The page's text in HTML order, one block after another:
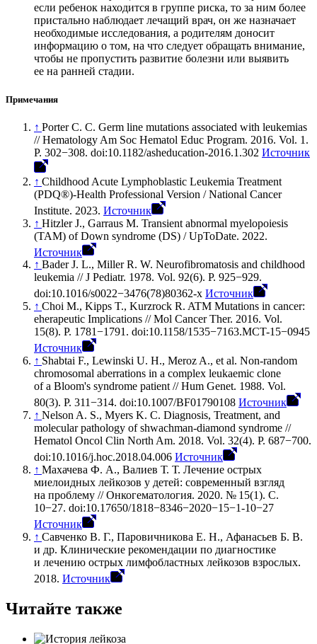
если ребенок находится в группе риска, то за ним более
пристально наблюдает лечащий врач, он же назначает
необходимые исследования, а родителям доносит
информацию о том, на что следует обращать внимание,
чтобы не пропустить развитие болезни или выявить
ее на ранней стадии.
Примечания
↑ Porter C. C. Germ line mutations associated with leukemias
// Hematology Am Soc Hematol Educ Program. 2016. Vol. 1.
P. 302−308. doi:10.1182/asheducation-2016.1.302 Источник
↑ Childhood Acute Lymphoblastic Leukemia Treatment
(PDQ®)-Health Professional Version / National Cancer
Institute. 2023. Источник
↑ Hitzler J., Garraus M. Transient abnormal myelopoiesis
(TAM) of Down syndrome (DS) / UpToDate. 2022.
Источник
↑ Bader J. L., Miller R. W. Neurofibromatosis and childhood
leukemia // J Pediatr. 1978. Vol. 92(6). P. 925−929.
doi:10.1016/s0022−3476(78)80362-x Источник
↑ Choi M., Kipps T., Kurzrock R. ATM Mutations in сancer:
еherapeutic Implications // Mol Cancer Ther. 2016. Vol.
15(8). P. 1781−1791. doi:10.1158/1535−7163.MCT-15−0945
Источник
↑ Shabtai F., Lewinski U. H., Meroz A., et al. Non-random
chromosomal aberrations in a complex leukaemic clone
of a Bloom's syndrome patient // Hum Genet. 1988. Vol.
80(3). P. 311−314. doi:10.1007/BF01790108 Источник
↑ Nelson A. S., Myers K. C. Diagnosis, Treatment, and
molecular pathology of shwachman-diamond syndrome //
Hematol Oncol Clin North Am. 2018. Vol. 32(4). P. 687−700.
doi:10.1016/j.hoc.2018.04.006 Источник
↑ Махачева Ф. А., Валиев Т. Т. Лечение острых
миелоидных лейкозов у детей: современный взгляд
на проблему // Онкогематология. 2020. № 15(1). С.
10−27. doi:10.17650/1818−8346−2020−15−1-10−27
Источник
↑ Савченко В. Г., Паровичникова Е. Н., Афанасьев Б. В.
и др. Клинические рекомендации по диагностике
и лечению острых лимфобластных лейкозов взрослых.
2018. Источник
Читайте также